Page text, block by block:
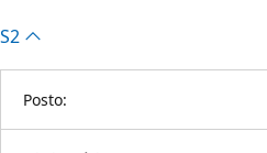
S2
Posto: